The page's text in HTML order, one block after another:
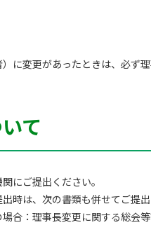
に変更があったときは、必ず
て
にご提出ください。
時は、次の書類も併せてご提出
合：理事長変更に関する総会